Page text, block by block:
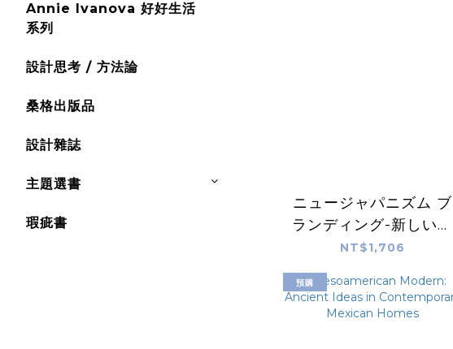
Annie Ivanova 好好生活
系列
設計思考 / 方法論
桑格出版品
設計雜誌
主題選書
瑕疵書
ニュージャパニズム ブ
ランディング-新しい日
本らしさで魅せるデザ
NT$1,706
預購